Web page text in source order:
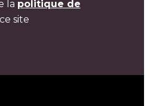
la politique de
site